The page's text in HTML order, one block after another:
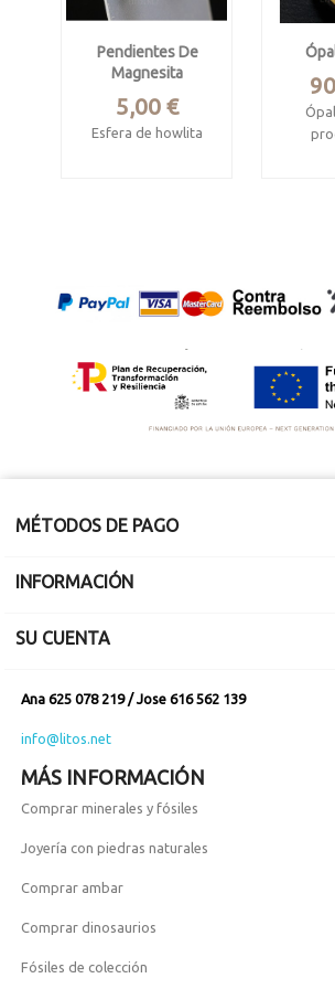
Pendientes De
Magnesita
Precio
5,00 €
Esfera de howlita
MÉTODOS DE PAGO
INFORMACIÓN
SU CUENTA
Ana 625 078 219 / Jose 616 562 139
info@litos.net
MÁS INFORMACIÓN
Comprar minerales y fósiles
Joyería con piedras naturales
Comprar ambar
Comprar dinosaurios
Fósiles de colección